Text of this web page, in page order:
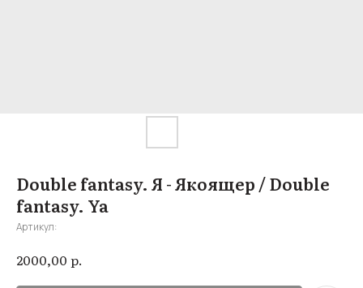
Double fantasy. Я - Якоящер / Double
fantasy. Ya
Артикул:
2000,00 р.